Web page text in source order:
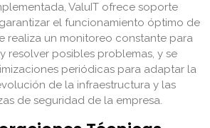
ValuIT ofrece soporte
el funcionamiento óptimo de
realiza un monitoreo constante para
resolver posibles problemas, y se
periódicas para adaptar la
de la infraestructura y las
de seguridad de la empresa.